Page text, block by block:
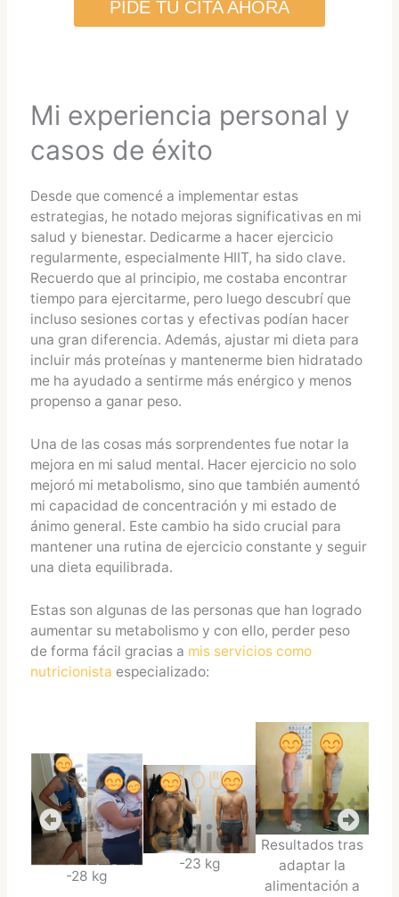
PIDE TU CITA AHORA
Mi experiencia personal y
casos de éxito
Desde que comencé a implementar estas
estrategias, he notado mejoras significativas en mi
salud y bienestar. Dedicarme a hacer ejercicio
regularmente, especialmente HIIT, ha sido clave.
Recuerdo que al principio, me costaba encontrar
tiempo para ejercitarme, pero luego descubrí que
incluso sesiones cortas y efectivas podían hacer
una gran diferencia. Además, ajustar mi dieta para
incluir más proteínas y mantenerme bien hidratado
me ha ayudado a sentirme más enérgico y menos
propenso a ganar peso.
Una de las cosas más sorprendentes fue notar la
mejora en mi salud mental. Hacer ejercicio no solo
mejoró mi metabolismo, sino que también aumentó
mi capacidad de concentración y mi estado de
ánimo general. Este cambio ha sido crucial para
mantener una rutina de ejercicio constante y seguir
una dieta equilibrada.
Estas son algunas de las personas que han logrado
aumentar su metabolismo y con ello, perder peso
de forma fácil gracias a mis servicios como
nutricionista especializado:
-28 kg
-23 kg
Resultados tras
adaptar la
alimentación a